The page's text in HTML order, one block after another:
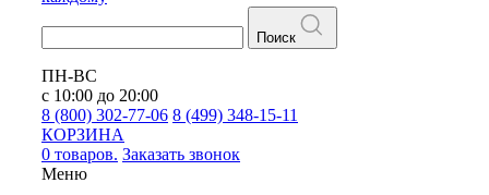
Поиск
ПН-ВС
с 10:00 до 20:00
8 (800) 302-77-06 8 (499) 348-15-11
КОРЗИНА
0 товаров. Заказать звонок
Меню